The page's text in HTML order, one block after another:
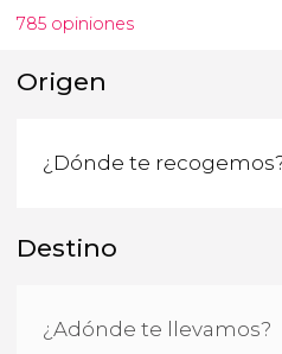
785 opiniones
Origen
Destino